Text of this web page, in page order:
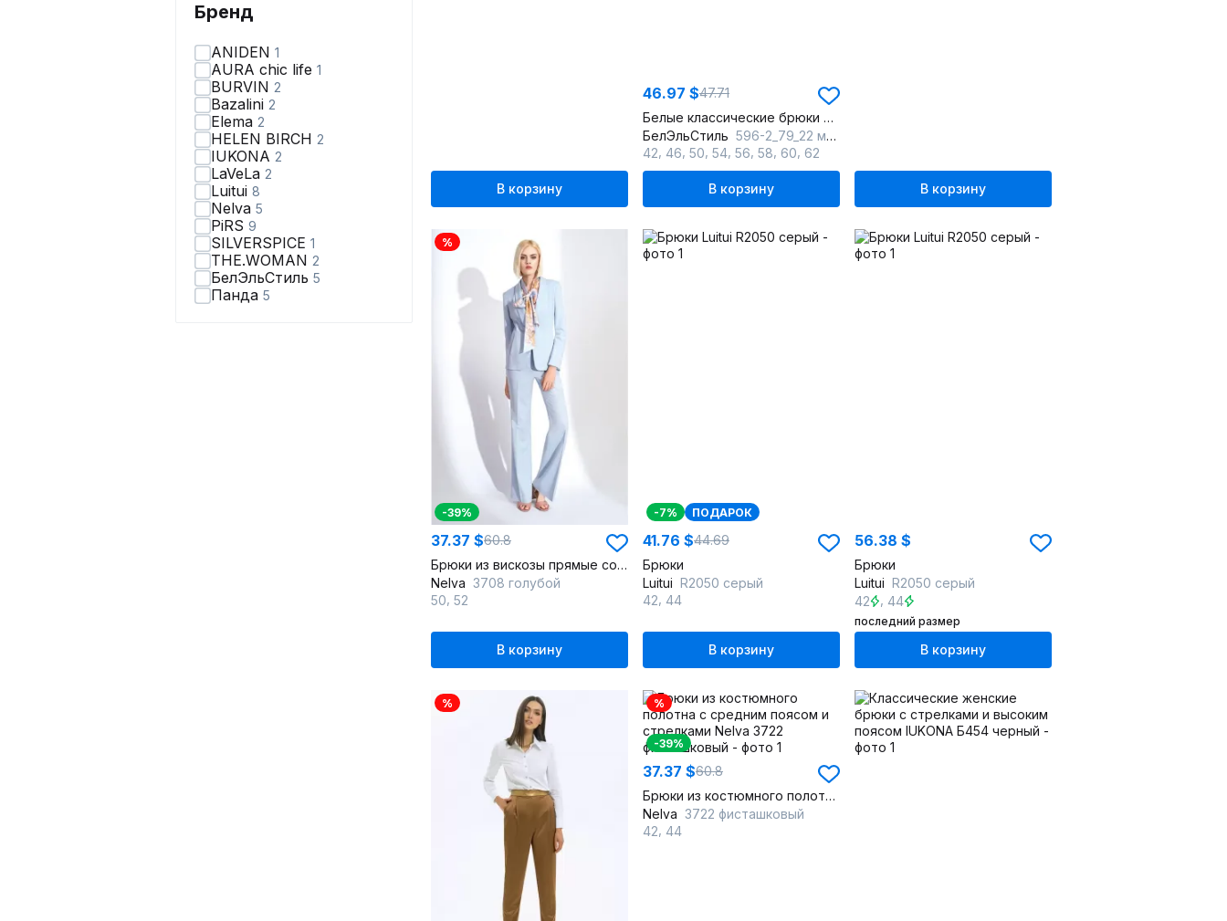
Бренд
ANIDEN 1
AURA chic life 1
BURVIN 2
Bazalini 2
Elema 2
HELEN BIRCH 2
IUKONA 2
LaVeLa 2
Luitui 8
Nelva 5
PiRS 9
SILVERSPICE 1
THE.WOMAN 2
БелЭльСтиль 5
Панда 5
В корзину
46.97 $47.71
Белые классические брюки с заутюженными стрелками
БелЭльСтиль 596-2_79_22 молочный однотон
42 46 50 54 56 58 60 62
В корзину В корзину
%
-39%
37.37 $60.8
Брюки из вискозы прямые со стрелками для летнего образа
Nelva 3708 голубой
50 52
В корзину
-7% ПОДАРОК
41.76 $44.69
Брюки
Luitui R2050 серый
42 44
В корзину
56.38 $
Брюки
Luitui R2050 серый
42
44
последний размер
В корзину
% %
-39%
37.37 $60.8
Брюки из костюмного полотна с средним поясом и стрелками
Nelva 3722 фисташковый
42 44